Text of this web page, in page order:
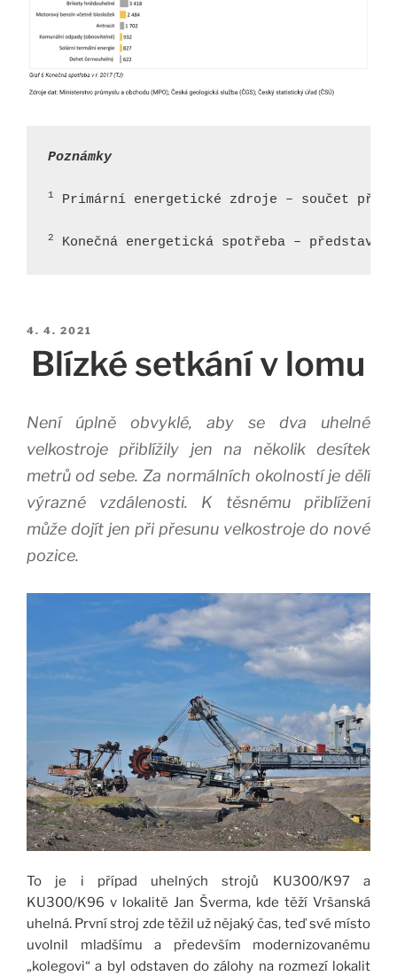
Poznámky
1 Primární energetické zdroje – součet
2 Konečná energetická spotřeba –
Publikováno
4. 4. 2021
Blízké setkání v lomu
Není úplně obvyklé, aby se dva uhelné
velkostroje přiblížily jen na několik desítek
metrů od sebe. Za normálních okolností je dělí
výrazné vzdálenosti. K těsnému přiblížení
může dojít jen při přesunu velkostroje do nové
pozice.
To je i případ uhelných strojů KU300/K97 a
KU300/K96 v lokalitě Jan Šverma, kde těží Vršanská
uhelná. První stroj zde těžil už nějaký čas, teď své místo
uvolnil mladšímu a především modernizovanému
„kolegovi“ a byl odstaven do zálohy na rozmezí lokalit